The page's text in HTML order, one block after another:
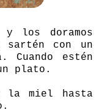
y los doramos
con un
estén
plato.
la miel hasta